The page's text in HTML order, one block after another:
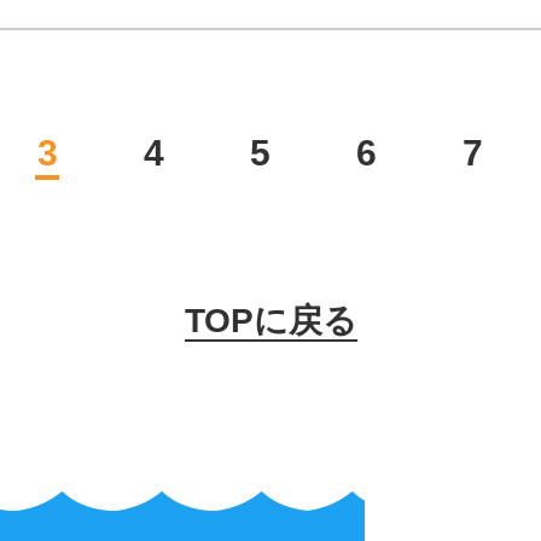
3 4 5 6 7
TOPに戻る